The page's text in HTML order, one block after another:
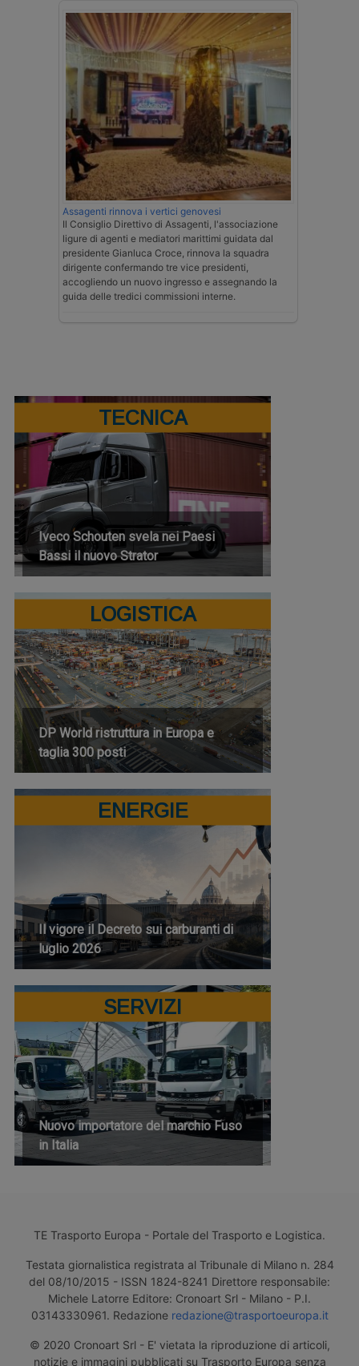
Assagenti rinnova i vertici genovesi
Il Consiglio Direttivo di Assagenti, l'associazione
ligure di agenti e mediatori marittimi guidata dal
presidente Gianluca Croce, rinnova la squadra
dirigente confermando tre vice presidenti,
accogliendo un nuovo ingresso e assegnando la
guida delle tredici commissioni interne.
TECNICA
Iveco Schouten svela nei Paesi
Bassi il nuovo Strator
LOGISTICA
DP World ristruttura in Europa e
taglia 300 posti
ENERGIE
Il vigore il Decreto sui carburanti di
luglio 2026
SERVIZI
Nuovo importatore del marchio Fuso
in Italia
TE Trasporto Europa - Portale del Trasporto e Logistica.
Testata giornalistica registrata al Tribunale di Milano n. 284
del 08/10/2015 - ISSN 1824-8241 Direttore responsabile:
Michele Latorre Editore: Cronoart Srl - Milano - P.I.
03143330961. Redazione redazione@trasportoeuropa.it
© 2020 Cronoart Srl - E' vietata la riproduzione di articoli,
notizie e immagini pubblicati su Trasporto Europa senza